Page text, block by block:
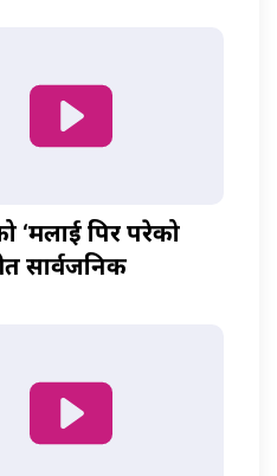
‘मलाई पिर परेको
सार्वजनिक